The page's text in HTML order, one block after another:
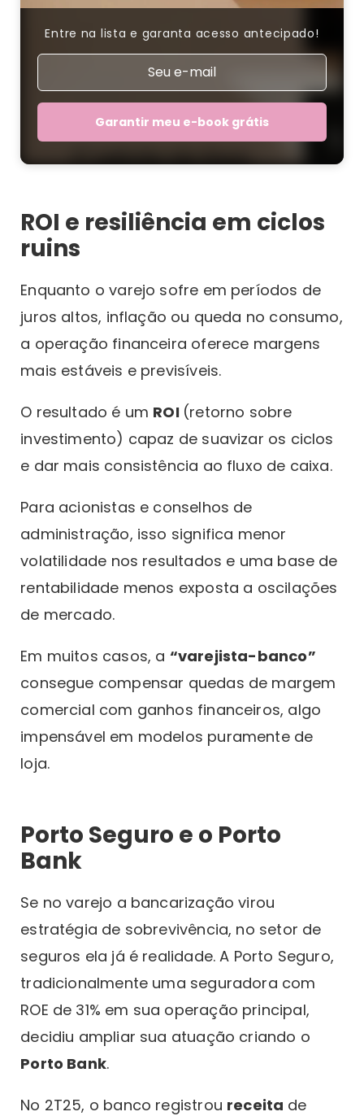
Entre na lista e garanta acesso antecipado!
Garantir meu e-book grátis
ROI e resiliência em ciclos
ruins
Enquanto o varejo sofre em períodos de
juros altos, inflação ou queda no consumo,
a operação financeira oferece margens
mais estáveis e previsíveis.
O resultado é um ROI (retorno sobre
investimento) capaz de suavizar os ciclos
e dar mais consistência ao fluxo de caixa.
Para acionistas e conselhos de
administração, isso significa menor
volatilidade nos resultados e uma base de
rentabilidade menos exposta a oscilações
de mercado.
Em muitos casos, a “varejista-banco”
consegue compensar quedas de margem
comercial com ganhos financeiros, algo
impensável em modelos puramente de
loja.
Porto Seguro e o Porto
Bank
Se no varejo a bancarização virou
estratégia de sobrevivência, no setor de
seguros ela já é realidade. A Porto Seguro,
tradicionalmente uma seguradora com
ROE de 31% em sua operação principal,
decidiu ampliar sua atuação criando o
Porto Bank.
No 2T25, o banco registrou receita de